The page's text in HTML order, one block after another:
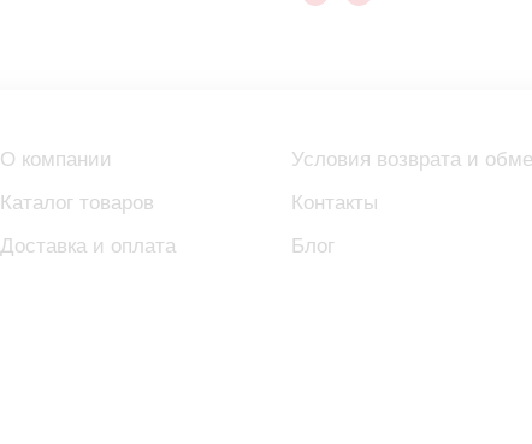
О компании
Каталог товаров
Доставка и оплата
Условия возврата и
Контакты
Блог